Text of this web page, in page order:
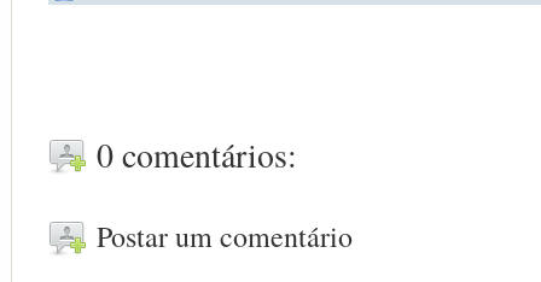
0 comentários:
Postar um comentário